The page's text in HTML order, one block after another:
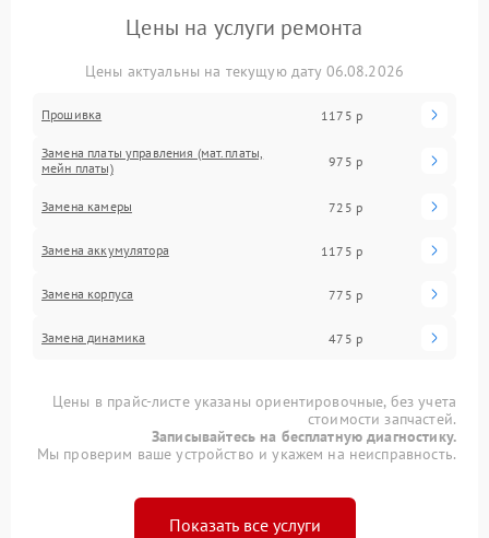
Цены на услуги ремонта
Цены актуальны на текущую дату 06.08.2026
Прошивка 1175 р
Замена платы управления (мат.платы,
мейн платы)
975 р
Замена камеры 725 р
Замена аккумулятора 1175 р
Замена корпуса 775 р
Замена динамика 475 р
Цены в прайс-листе указаны ориентировочные, без учета
стоимости запчастей.
Записывайтесь на бесплатную диагностику.
Мы проверим ваше устройство и укажем на неисправность.
Показать все услуги